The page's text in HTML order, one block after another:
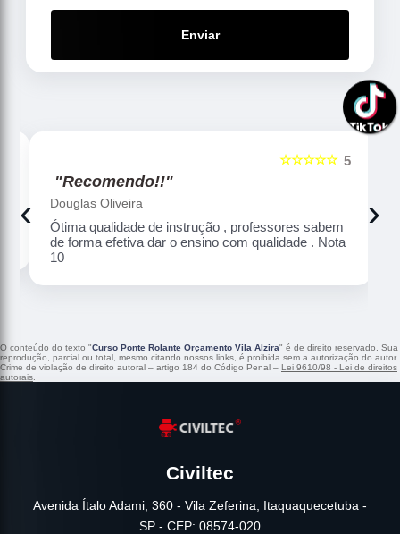
Enviar
5
☆☆☆☆☆
"Recomendo!!"
Douglas Oliveira
Ótima qualidade de instrução , professores sabem
de forma efetiva dar o ensino com qualidade . Nota
10
‹ ›
O conteúdo do texto "Curso Ponte Rolante Orçamento Vila Alzira" é de direito reservado. Sua
reprodução, parcial ou total, mesmo citando nossos links, é proibida sem a autorização do autor.
Crime de violação de direito autoral – artigo 184 do Código Penal – Lei 9610/98 - Lei de direitos
autorais.
Civiltec
Avenida Ítalo Adami, 360 - Vila Zeferina, Itaquaquecetuba -
SP - CEP: 08574-020